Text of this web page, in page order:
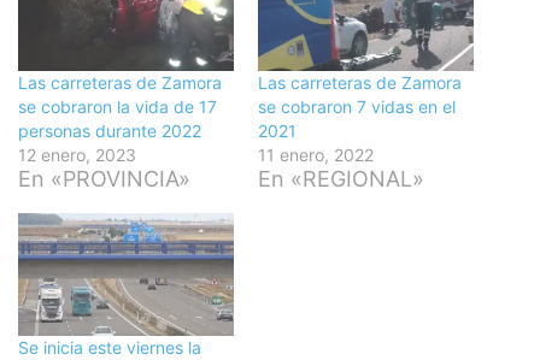
Las carreteras de Zamora
se cobraron la vida de 17
personas durante 2022
12 enero, 2023
En «PROVINCIA»
Las carreteras de Zamora
se cobraron 7 vidas en el
2021
11 enero, 2022
En «REGIONAL»
Se inicia este viernes la